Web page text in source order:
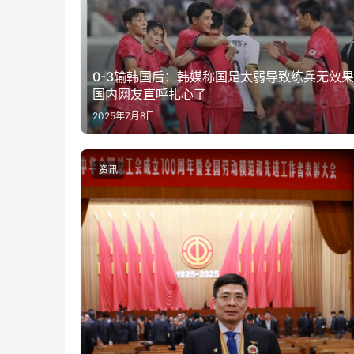
0-3输韩国后：韩媒称国足太弱导致练兵无效果
国内网友直呼扎心了
2025年7月8日
资讯